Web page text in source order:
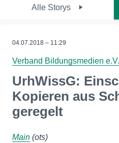
Alle Storys
04.07.2018 – 11:29
Verband Bildungsmedien e.V.
UrhWissG:
Kopieren aus
geregelt
Main (ots)